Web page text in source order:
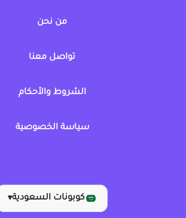
من نحن
تواصل معنا
الشروط والأحكام
سياسة الخصوصية
كوبونات السعودية▾